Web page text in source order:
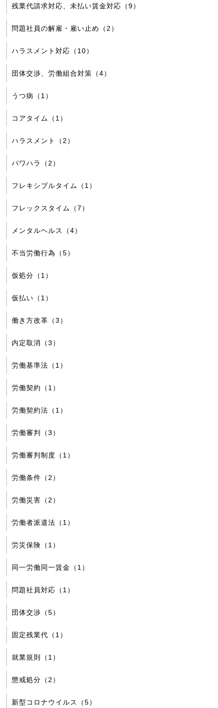
残業代請求対応、未払い賃金対応（9）
問題社員の解雇・雇い止め（2）
ハラスメント対応（10）
団体交渉、労働組合対策（4）
うつ病（1）
コアタイム（1）
ハラスメント（2）
パワハラ（2）
フレキシブルタイム（1）
フレックスタイム（7）
メンタルヘルス（4）
不当労働行為（5）
仮処分（1）
仮払い（1）
働き方改革（3）
内定取消（3）
労働基準法（1）
労働契約（1）
労働契約法（1）
労働審判（3）
労働審判制度（1）
労働条件（2）
労働災害（2）
労働者派遣法（1）
労災保険（1）
同一労働同一賃金（1）
問題社員対応（1）
団体交渉（5）
固定残業代（1）
就業規則（1）
懲戒処分（2）
新型コロナウイルス（5）